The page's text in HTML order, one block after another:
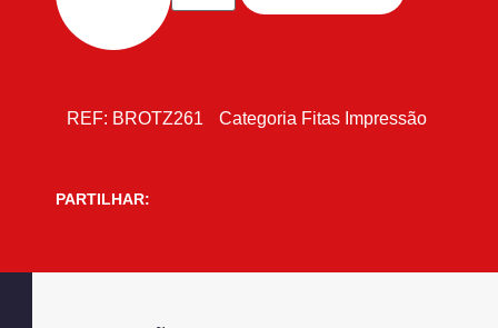
REF: BROTZ261 Categoria Fitas Impressão
PARTILHAR: